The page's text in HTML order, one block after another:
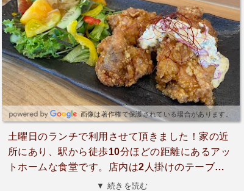
画像は著作権で保護されている場合があります。
土曜日のランチで利用させて頂きました！家の近
所にあり、駅から徒歩10分ほどの距離にあるアッ
トホームな食堂です。店内は2人掛けのテーブル
席が4つ、カウンター席が5席とそんなに広くはな
▼ 続きを読む